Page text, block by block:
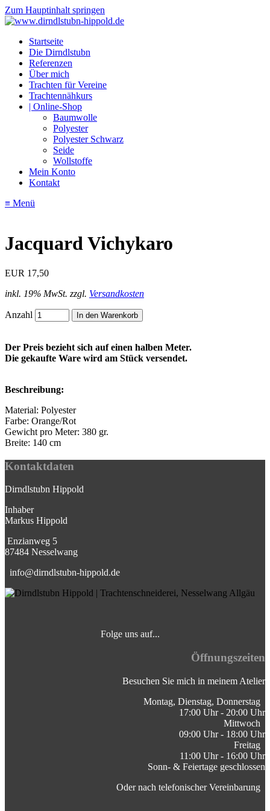
Zum Hauptinhalt springen
Startseite
Die Dirndlstubn
Referenzen
Über mich
Trachten für Vereine
Trachtennähkurs
| Online-Shop
Baumwolle
Polyester
Polyester Schwarz
Seide
Wollstoffe
Mein Konto
Kontakt
≡ Menü
Jacquard Vichykaro
EUR 17,50
inkl. 19% MwSt. zzgl. Versandkosten
Anzahl
Der Preis bezieht sich auf einen halben Meter.
Die gekaufte Ware wird am Stück versendet.
Beschreibung:
Material: Polyester
Farbe: Orange/Rot
Gewicht pro Meter: 380 gr.
Breite: 140 cm
Kontaktdaten
Dirndlstubn Hippold
Inhaber
Markus Hippold
⁣Enzianweg 5
87484 Nesselwang
info@dirndlstubn-hippold.de
Folge uns auf... ⁣
Öffnungszeiten
Besuchen Sie mich in meinem Atelier
Montag, Dienstag, Donnerstag ⁣
17:00 Uhr - 20:00 Uhr
Mittwoch
09:00 Uhr - 18:00 Uhr
Freitag
11:00 Uhr - 16:00 Uhr
Sonn- & Feiertage geschlossen
Oder nach telefonischer Vereinbarung ⁣